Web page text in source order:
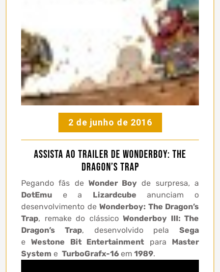
2 de junho de 2016
Assista ao trailer de Wonderboy: The
Dragon’s Trap
Pegando fãs de Wonder Boy de surpresa, a
DotEmu e a Lizardcube anunciam o
desenvolvimento de Wonderboy: The Dragon’s
Trap, remake do clássico Wonderboy III: The
Dragon’s Trap, desenvolvido pela Sega
eWestone Bit Entertainment para Master
System e TurboGrafx-16 em 1989.